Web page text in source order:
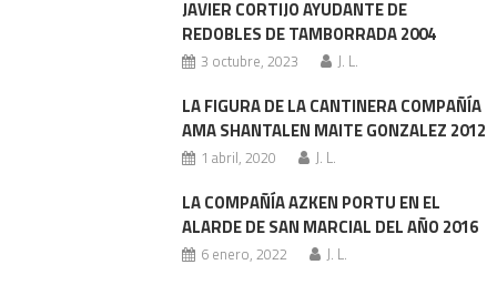
JAVIER CORTIJO AYUDANTE DE
REDOBLES DE TAMBORRADA 2004
3 octubre, 2023 J. L.
LA FIGURA DE LA CANTINERA COMPAÑÍA
AMA SHANTALEN MAITE GONZALEZ 2012
1 abril, 2020 J. L.
LA COMPAÑÍA AZKEN PORTU EN EL
ALARDE DE SAN MARCIAL DEL AÑO 2016
6 enero, 2022 J. L.